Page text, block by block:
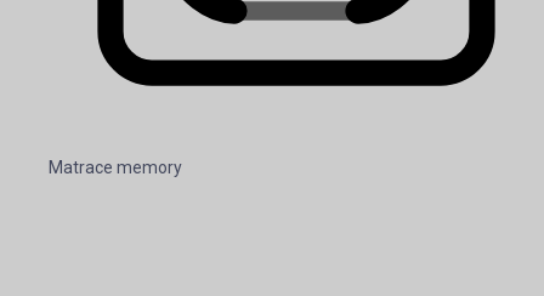
Matrace memory